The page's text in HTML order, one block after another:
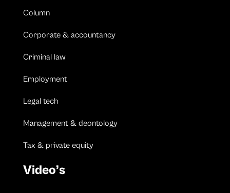
Column
Corporate & accountancy
Criminal law
Employment
Legal tech
Management & deontology
Tax & private equity
Video’s